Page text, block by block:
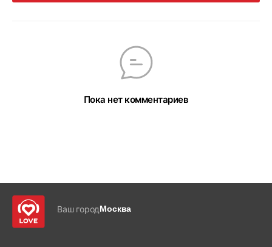
Пока нет комментариев
Ваш городМосква